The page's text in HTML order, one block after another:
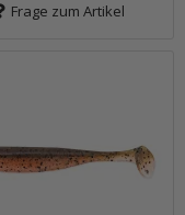
Frage zum Artikel